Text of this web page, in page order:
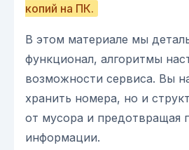
копий на ПК.
В этом материале мы
функционал, алгоритмы
возможности сервиса. Вы
хранить номера, но и
от мусора и предотвращая
информации.